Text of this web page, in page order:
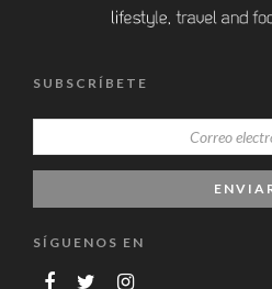
SUBSCRÍBETE
SÍGUENOS EN